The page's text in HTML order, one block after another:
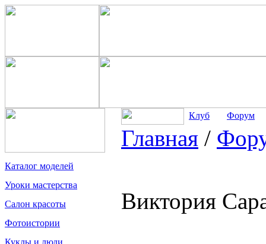
Каталог моделей
Уроки мастерства
Салон красоты
Фотоистории
Куклы и люди
Клуб Форум
Главная /
Виктория